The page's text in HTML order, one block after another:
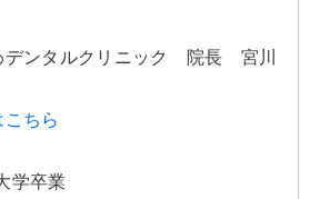
デンタルクリニック 院長 宮川
ちら
学卒業